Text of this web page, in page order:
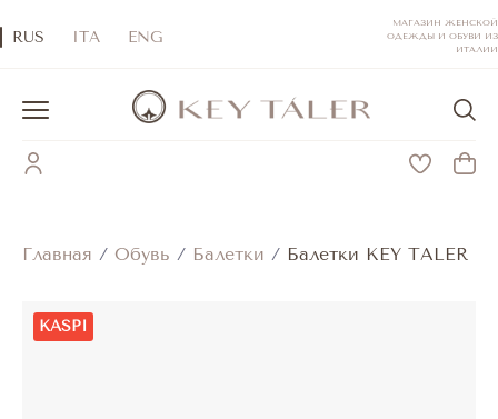
RUS ITA ENG
МАГАЗИН ЖЕНСКОЙ
ОДЕЖДЫ И ОБУВИ ИЗ
ИТАЛИИ
Главная / Обувь / Балетки / Балетки KEY TALER
KASPI